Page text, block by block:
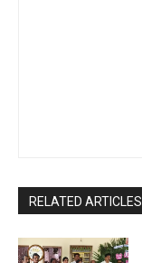
RELATED ARTICLES